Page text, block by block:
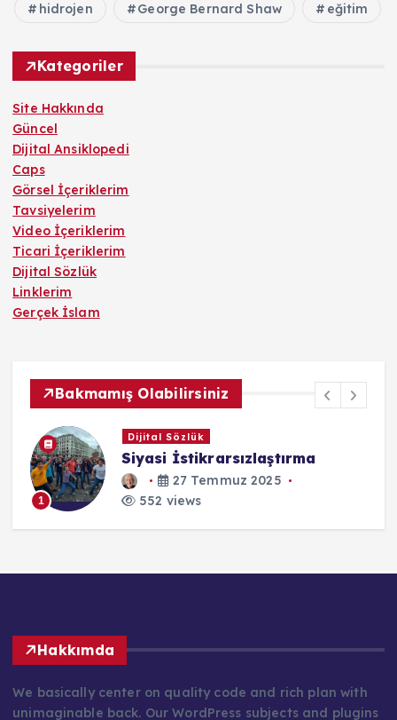
hidrojen George Bernard Shaw eğitim
Kategoriler
Site Hakkında
Güncel
Dijital Ansiklopedi
Caps
Görsel İçeriklerim
Tavsiyelerim
Video İçeriklerim
Ticari İçeriklerim
Dijital Sözlük
Linklerim
Gerçek İslam
Bakmamış Olabilirsiniz
1
Dijital Sözlük
Siyasi İstikrarsızlaştırma
27 Temmuz 2025
552 views
Hakkımda
We basically center on quality code and rich plan with
unimaginable back. Our WordPress subjects and plugins